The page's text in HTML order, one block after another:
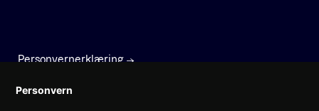
Personvernerklæring
Personvern